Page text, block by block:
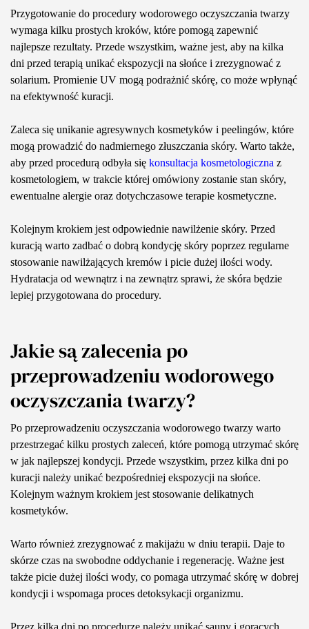
Przygotowanie do procedury wodorowego oczyszczania twarzy
wymaga kilku prostych kroków, które pomogą zapewnić
najlepsze rezultaty. Przede wszystkim, ważne jest, aby na kilka
dni przed terapią unikać ekspozycji na słońce i zrezygnować z
solarium. Promienie UV mogą podrażnić skórę, co może wpłynąć
na efektywność kuracji.
Zaleca się unikanie agresywnych kosmetyków i peelingów, które
mogą prowadzić do nadmiernego złuszczania skóry. Warto także,
aby przed procedurą odbyła się konsultacja kosmetologiczna z
kosmetologiem, w trakcie której omówiony zostanie stan skóry,
ewentualne alergie oraz dotychczasowe terapie kosmetyczne.
Kolejnym krokiem jest odpowiednie nawilżenie skóry. Przed
kuracją warto zadbać o dobrą kondycję skóry poprzez regularne
stosowanie nawilżających kremów i picie dużej ilości wody.
Hydratacja od wewnątrz i na zewnątrz sprawi, że skóra będzie
lepiej przygotowana do procedury.
Jakie są zalecenia po
przeprowadzeniu wodorowego
oczyszczania twarzy?
Po przeprowadzeniu oczyszczania wodorowego twarzy warto
przestrzegać kilku prostych zaleceń, które pomogą utrzymać skórę
w jak najlepszej kondycji. Przede wszystkim, przez kilka dni po
kuracji należy unikać bezpośredniej ekspozycji na słońce.
Kolejnym ważnym krokiem jest stosowanie delikatnych
kosmetyków.
Warto również zrezygnować z makijażu w dniu terapii. Daje to
skórze czas na swobodne oddychanie i regenerację. Ważne jest
także picie dużej ilości wody, co pomaga utrzymać skórę w dobrej
kondycji i wspomaga proces detoksykacji organizmu.
Przez kilka dni po procedurze należy unikać sauny i gorących